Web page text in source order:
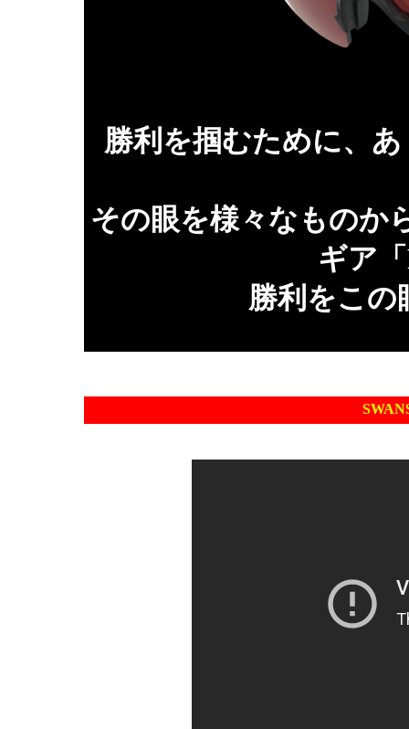
勝利を掴むために、
その眼を様々なものか
ギア
勝利をこの